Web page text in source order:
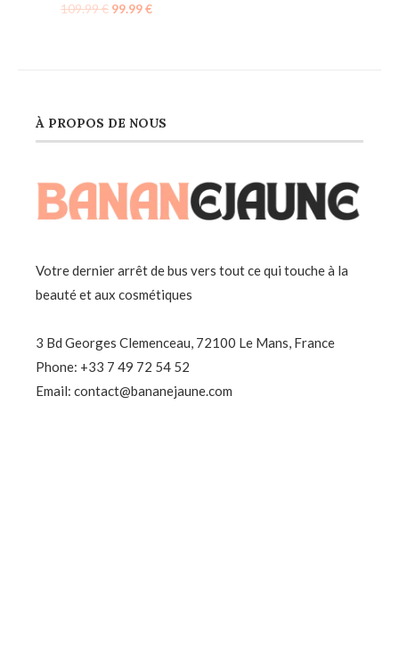
109.99€ 99.99€
À PROPOS DE NOUS
Votre dernier arrêt de bus vers tout ce qui touche à la
beauté et aux cosmétiques
3 Bd Georges Clemenceau, 72100 Le Mans, France
Phone: +33 7 49 72 54 52
Email: contact@bananejaune.com